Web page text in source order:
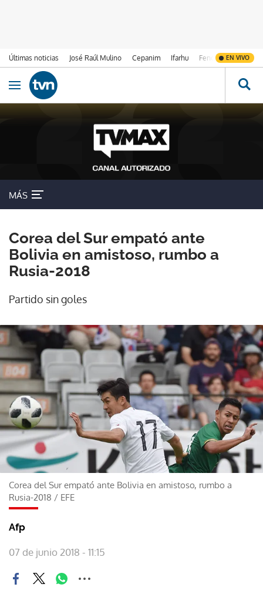
Últimas noticias José Raúl Mulino Cepanim Ifarhu Fenómeno de El
EN VIVO
Ir al contenido
Obrir navegació
MÁS
Corea del Sur empató ante
Bolivia en amistoso, rumbo a
Rusia-2018
Partido sin goles
Corea del Sur empató ante Bolivia en amistoso, rumbo a
Rusia-2018 / EFE
Afp
07 de junio 2018 - 11:15